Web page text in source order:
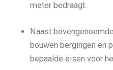
meter bedraagt.
Naast
bouwen bergingen en
bepaalde eisen voor